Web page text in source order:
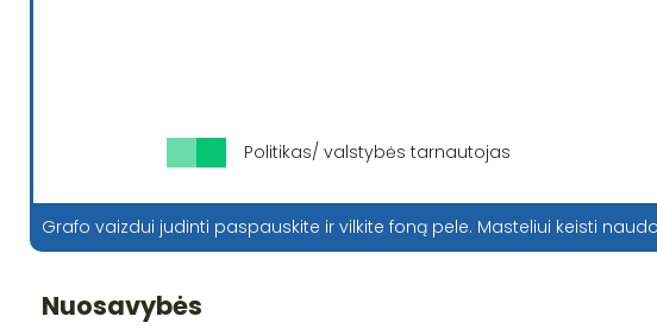
Politikas/ valstybės tarnautojas
Grafo vaizdui judinti paspauskite ir vilkite foną pele. Masteliui keisti
Nuosavybės